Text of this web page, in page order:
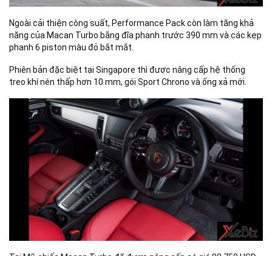
Ngoài cải thiện công suất, Performance Pack còn làm tăng khả
năng của Macan Turbo bằng đĩa phanh trước 390 mm và các kẹp
phanh 6 piston màu đỏ bắt mắt.
Phiên bản đặc biệt tại Singapore thì được nâng cấp hệ thống
treo khí nén thấp hơn 10 mm, gói Sport Chrono và ống xả mới.